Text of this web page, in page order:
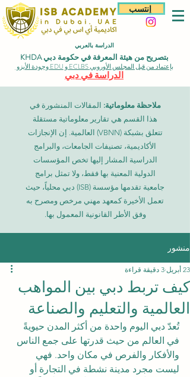
إنتسب
الدراسة بالعربي
بتصريح من هيئة المعرفة في حكومة دبي KHDA
بإعتماد من قبل المجلس الأوروبي ECLBS و EDU وجودة الأيزو
الدراسة في دبي
ملاحظة معلوماتية: المقالات المنشورة في
هذا القسم هي تقارير معلوماتية مستقلة
تتعلق بشبكة (VBNN) العالمية. إن الإنجازات
الأكاديمية، تصنيفات الجامعات، والبرامج
الدراسية المشار إليها تخص المؤسسات
الدولية المعنية بها فقط، ولا تمثل برامج
جامعية تقدمها مؤسسة (ISB) دبي محلياً، حيث
تعمل الأخيرة كمعهد مهني مرخص ومصرح به
وفق الأطر القانونية المعمول بها.
منشور
كيف تربط دبي بين المواهب
العالمية والتعليم والصناعة
23 أبريل 3 دقيقة قراءة
تُعدّ دبي اليوم واحدة من أكثر المدن حيويةً
في العالم من حيث قدرتها على جمع الناس
والأفكار والفرص في مكان واحد. فهي
ليست مجرد مدينة نشطة في التجارة أو